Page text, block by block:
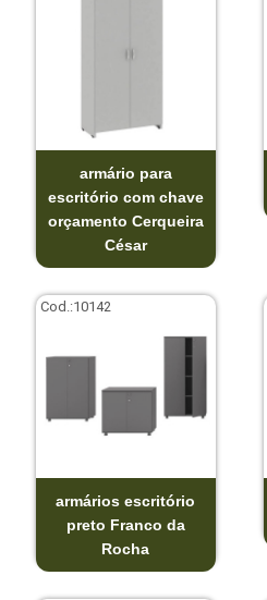
armário para
escritório com chave
orçamento Cerqueira
César
Cod.:10142
armários escritório
preto Franco da
Rocha